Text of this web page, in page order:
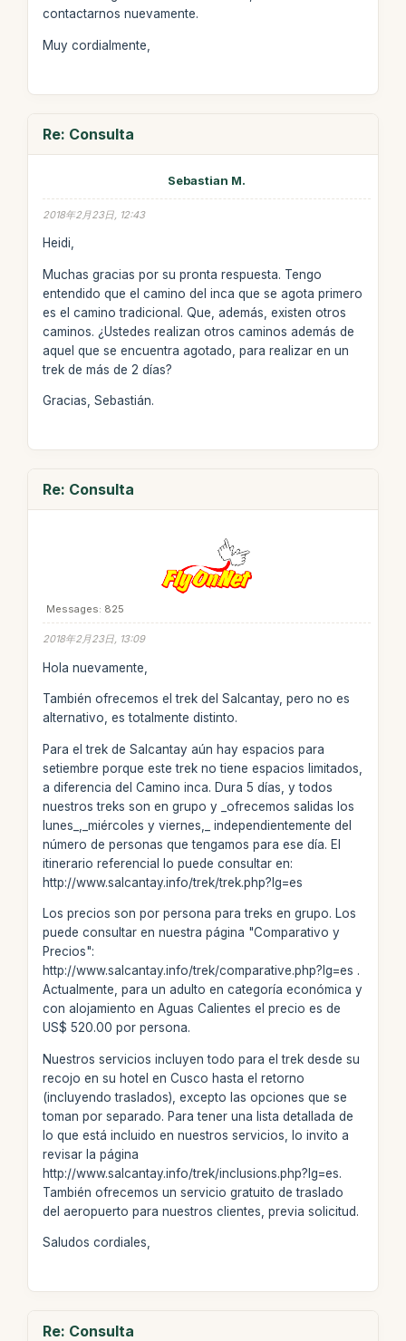
contactarnos nuevamente.
Muy cordialmente,
Re: Consulta
Sebastian M.
2018年2月23日, 12:43
Heidi,
Muchas gracias por su pronta respuesta. Tengo
entendido que el camino del inca que se agota primero
es el camino tradicional. Que, además, existen otros
caminos. ¿Ustedes realizan otros caminos además de
aquel que se encuentra agotado, para realizar en un
trek de más de 2 días?
Gracias, Sebastián.
Re: Consulta
Messages: 825
2018年2月23日, 13:09
Hola nuevamente,
También ofrecemos el trek del Salcantay, pero no es
alternativo, es totalmente distinto.
Para el trek de Salcantay aún hay espacios para
setiembre porque este trek no tiene espacios limitados,
a diferencia del Camino inca. Dura 5 días, y todos
nuestros treks son en grupo y _ofrecemos salidas los
lunes_,_miércoles y viernes,_ independientemente del
número de personas que tengamos para ese día. El
itinerario referencial lo puede consultar en:
http://www.salcantay.info/trek/trek.php?lg=es
Los precios son por persona para treks en grupo. Los
puede consultar en nuestra página "Comparativo y
Precios":
http://www.salcantay.info/trek/comparative.php?lg=es .
Actualmente, para un adulto en categoría económica y
con alojamiento en Aguas Calientes el precio es de
US$ 520.00 por persona.
Nuestros servicios incluyen todo para el trek desde su
recojo en su hotel en Cusco hasta el retorno
(incluyendo traslados), excepto las opciones que se
toman por separado. Para tener una lista detallada de
lo que está incluido en nuestros servicios, lo invito a
revisar la página
http://www.salcantay.info/trek/inclusions.php?lg=es.
También ofrecemos un servicio gratuito de traslado
del aeropuerto para nuestros clientes, previa solicitud.
Saludos cordiales,
Re: Consulta